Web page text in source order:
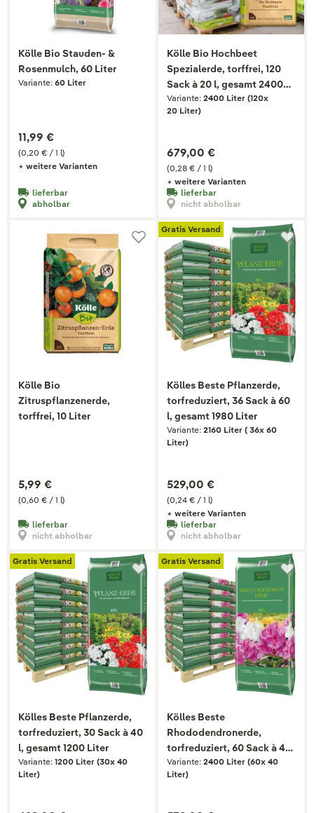
Kölle Bio Stauden- &
Rosenmulch, 60 Liter
Variante: 60 Liter
(0,20 € / 1 l)
11,99 €
+ weitere Varianten
lieferbar
abholbar
Kölle Bio Hochbeet
Spezialerde, torffrei, 120
Sack à 20 l, gesamt 2400
Liter
Variante: 2400 Liter (120x
20 Liter)
(0,28 € / 1 l)
679,00 €
+ weitere Varianten
lieferbar
nicht abholbar
Kölle Bio
Zitruspflanzenerde,
torffrei, 10 Liter
(0,60 € / 1 l)
5,99 €
lieferbar
nicht abholbar
Gratis Versand
Kölles Beste Pflanzerde,
torfreduziert, 36 Sack à 60
l, gesamt 1980 Liter
Variante: 2160 Liter ( 36x 60
Liter)
(0,24 € / 1 l)
529,00 €
+ weitere Varianten
lieferbar
nicht abholbar
Gratis Versand
Kölles Beste Pflanzerde,
torfreduziert, 30 Sack à 40
l, gesamt 1200 Liter
Variante: 1200 Liter (30x 40
Liter)
Gratis Versand
Kölles Beste
Rhododendronerde,
torfreduziert, 60 Sack à 40
l, 2400 Liter
Variante: 2400 Liter (60x 40
Liter)